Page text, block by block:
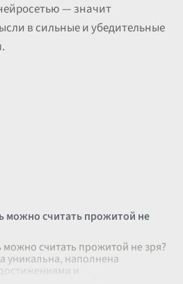
— значит
в сильные и убедительные
можно считать прожитой не
считать прожитой не зря?
уникальна, наполнена
и